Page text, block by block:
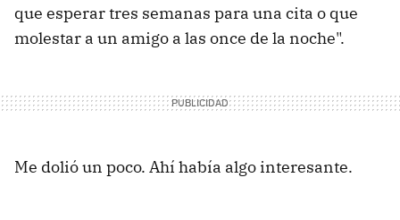
que esperar tres semanas para una cita o que
molestar a un amigo a las once de la noche".
Me dolió un poco. Ahí había algo interesante.